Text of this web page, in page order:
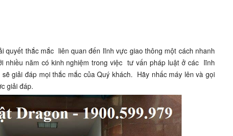
quyết thắc mắc liên quan đến lĩnh vực giao thông một cách nhanh
nhiều năm có kinh nghiệm trong việc tư vấn pháp luật ở các lĩnh
giải đáp mọi thắc mắc của Quý khách. Hãy nhấc máy lên và gọi
giải đáp.